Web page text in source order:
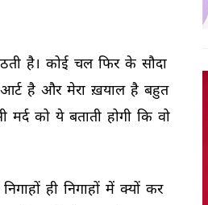
है। कोई चल फिर के सौदा
आर्ट है और मेरा ख़याल है बहुत
मर्द को ये बताती होगी कि वो
निगाहों ही निगाहों में क्यों कर